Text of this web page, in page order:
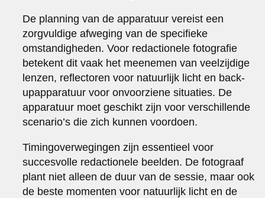
De planning van de apparatuur vereist een
zorgvuldige afweging van de specifieke
omstandigheden. Voor redactionele fotografie
betekent dit vaak het meenemen van veelzijdige
lenzen, reflectoren voor natuurlijk licht en back-
upapparatuur voor onvoorziene situaties. De
apparatuur moet geschikt zijn voor verschillende
scenario’s die zich kunnen voordoen.
Timingoverwegingen zijn essentieel voor
succesvolle redactionele beelden. De fotograaf
plant niet alleen de duur van de sessie, maar ook
de beste momenten voor natuurlijk licht en de